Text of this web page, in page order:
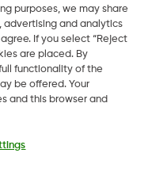
purposes, we may share
advertising and analytics
If you select “Reject
are placed. By
functionality of the
be offered. Your
and this browser and